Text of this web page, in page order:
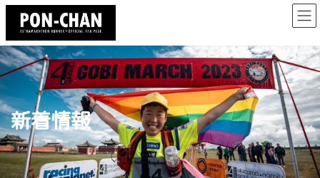
コ
ツ
へ
ス
キ
プ
ナ
シ
ョ
ン
に
動
新着情報